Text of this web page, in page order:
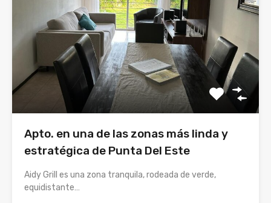
Apto. en una de las zonas más linda y
estratégica de Punta Del Este
Aidy Grill es una zona tranquila, rodeada de verde,
equidistante…